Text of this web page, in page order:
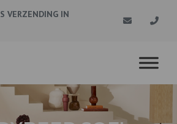
VERZENDING IN